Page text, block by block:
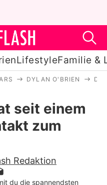
LifestyleFamilie &
Liebe
DYLAN O'BRIEN
seit einem
zum
Redaktion
du die spannendsten